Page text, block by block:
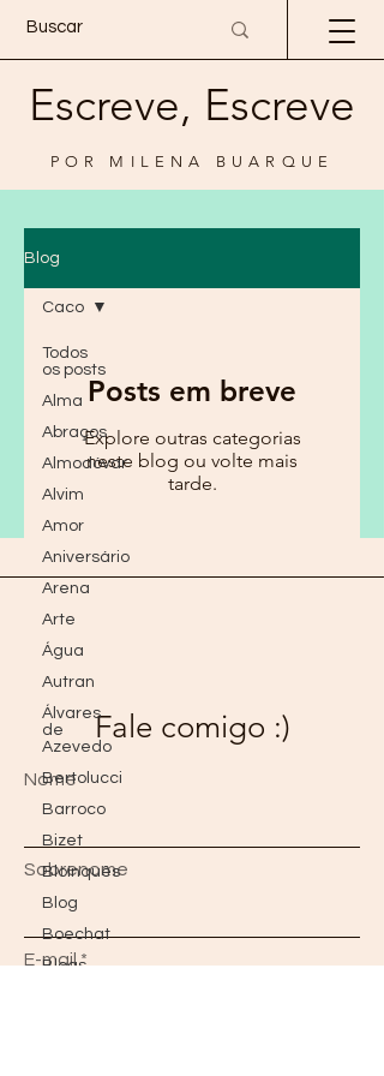
Escreve, Escreve
POR MILENA BUARQUE
Blog
Todos
os posts
Alma
Abraços
Almodóvar
Alvim
Amor
Aniversário
Arena
Arte
Água
Autran
Álvares
de
Azevedo
Bertolucci
Barroco
Bizet
Bloínquês
Blog
Boechat
Blogs
Caco
Posts em breve
Explore outras categorias
neste blog ou volte mais
tarde.
Fale comigo :)
Nome
Sobrenome
E-mail